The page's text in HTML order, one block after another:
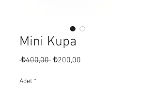
Mini Kupa
₺400,00 Normal
₺200,00
Adet *